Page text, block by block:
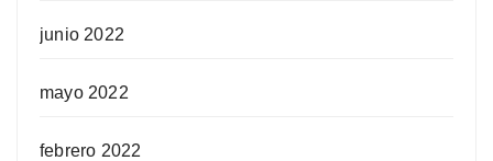
junio 2022
mayo 2022
febrero 2022